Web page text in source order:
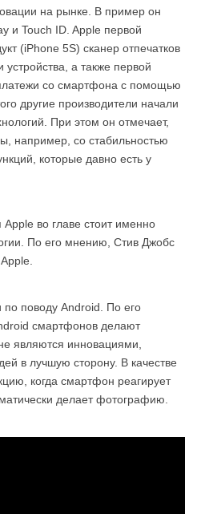
на рынке. В пример он
и Touch ID. Apple первой
(iPhone 5S) сканер отпечатков
устройства, а также первой
со смартфона с помощью
другие производители начали
При этом он отмечает,
например, со стабильностью
которые давно есть у
во главе стоит именно
По его мнению, Стив Джобс
по поводу Android. По его
смартфонов делают
являются инновациями,
в лучшую сторону. В качестве
когда смартфон реагирует
делает фотографию.